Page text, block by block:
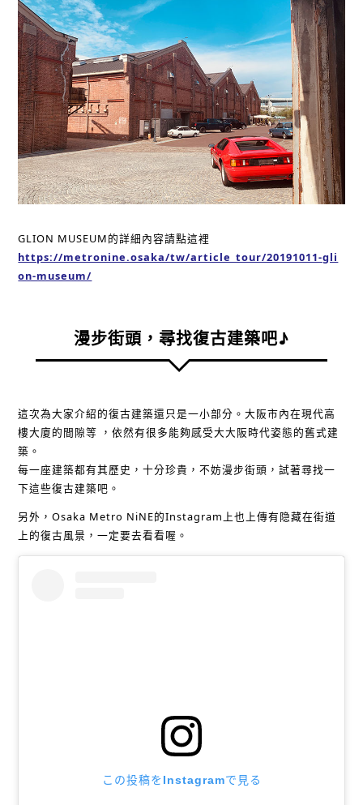
GLION MUSEUM的詳細內容請點這裡
https://metronine.osaka/tw/article_tour/20191011-gli
on-museum/
漫步街頭，尋找復古建築吧♪
這次為大家介紹的復古建築還只是一小部分。大阪市內在現代高
樓大廈的間隙等 ，依然有很多能夠感受大大阪時代姿態的舊式建
築。
每一座建築都有其歷史，十分珍貴，不妨漫步街頭，試著尋找一
下這些復古建築吧。
另外，Osaka Metro NiNE的Instagram上也上傳有隐藏在街道
上的復古風景，一定要去看看喔。
この投稿をInstagramで見る